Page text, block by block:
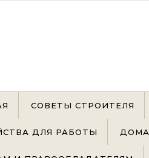
СОВЕТЫ СТРОИТЕЛЯ
ДЛЯ РАБОТЫ